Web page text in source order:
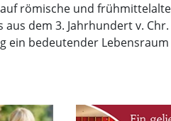
römische und
dem 3. Jahrhundert v. Chr.
ein bedeutender Lebensraum